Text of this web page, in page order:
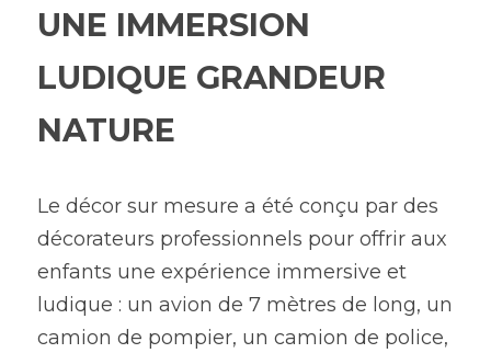
UNE IMMERSION
LUDIQUE GRANDEUR
NATURE
Le décor sur mesure a été conçu par des
décorateurs professionnels pour offrir aux
enfants une expérience immersive et
ludique : un avion de 7 mètres de long, un
camion de pompier, un camion de police,